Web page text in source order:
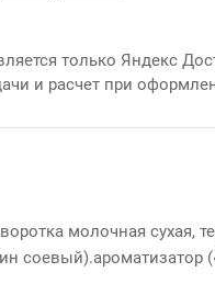
только Яндекс
и расчет при
молочная сухая,
соевый).ароматизатор